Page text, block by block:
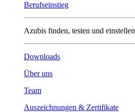
Berufseinstieg
Azubis finden, testen und einstellen
Downloads
Über uns
Team
Auszeichnungen & Zertifikate